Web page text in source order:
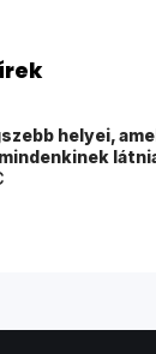
alkalmazhatják
az általános